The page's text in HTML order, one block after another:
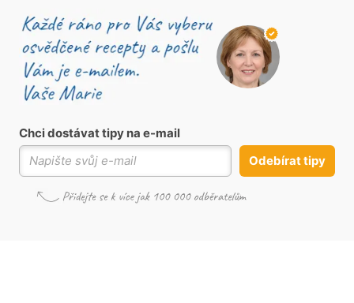
Chci dostávat tipy na e-mail
Odebírat tipy